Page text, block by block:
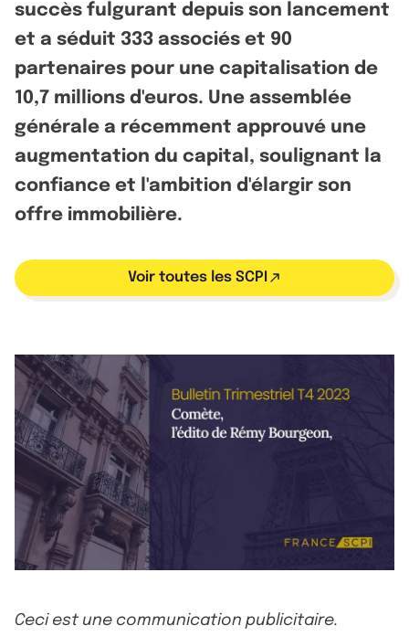
succès fulgurant depuis son lancement
et a séduit 333 associés et 90
partenaires pour une capitalisation de
10,7 millions d'euros. Une assemblée
générale a récemment approuvé une
augmentation du capital, soulignant la
confiance et l'ambition d'élargir son
offre immobilière.
Voir toutes les SCPI
Ceci est une communication publicitaire.